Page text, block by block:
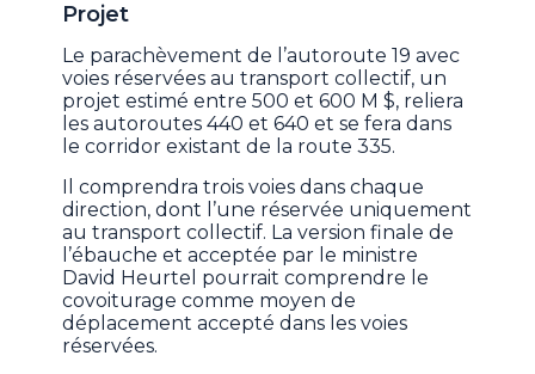
Projet
Le parachèvement de l’autoroute 19 avec
voies réservées au transport collectif, un
projet estimé entre 500 et 600 M $, reliera
les autoroutes 440 et 640 et se fera dans
le corridor existant de la route 335.
Il comprendra trois voies dans chaque
direction, dont l’une réservée uniquement
au transport collectif. La version finale de
l’ébauche et acceptée par le ministre
David Heurtel pourrait comprendre le
covoiturage comme moyen de
déplacement accepté dans les voies
réservées.